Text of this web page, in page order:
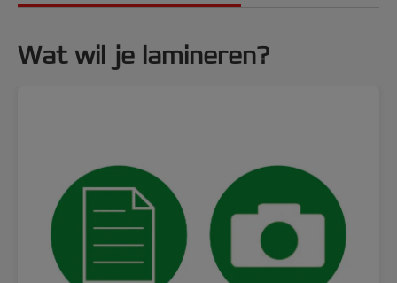
Wat wil je lamineren?